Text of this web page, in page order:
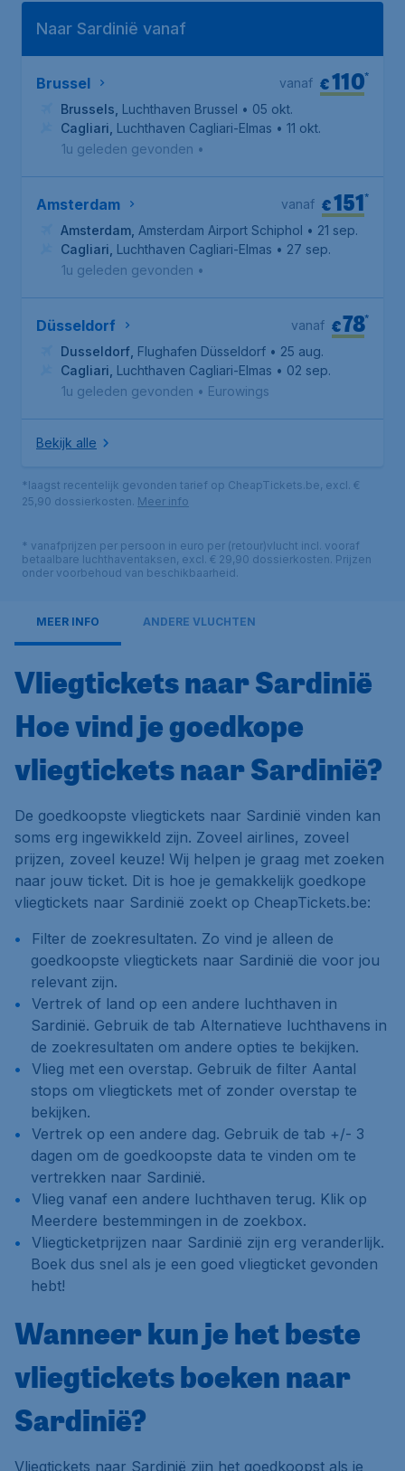
Naar Sardinië vanaf
Brussel €110*
vanaf
Brussels Luchthaven Brussel • 05 okt.
Cagliari Luchthaven Cagliari-Elmas • 11 okt.
1u geleden gevonden •
Amsterdam €151*
vanaf
Amsterdam Amsterdam Airport Schiphol • 21 sep.
Cagliari Luchthaven Cagliari-Elmas • 27 sep.
1u geleden gevonden •
Düsseldorf €78*
vanaf
Dusseldorf Flughafen Düsseldorf • 25 aug.
Cagliari Luchthaven Cagliari-Elmas • 02 sep.
1u geleden gevonden • Eurowings
Bekijk alle
*laagst recentelijk gevonden tarief op CheapTickets.be, excl. €
25,90 dossierkosten. Meer info
* vanafprijzen per persoon in euro per (retour)vlucht incl. vooraf
betaalbare luchthaventaksen, excl. € 29,90 dossierkosten. Prijzen
onder voorbehoud van beschikbaarheid.
MEER INFO ANDERE VLUCHTEN
Vliegtickets naar Sardinië
Hoe vind je goedkope
vliegtickets naar Sardinië?
De goedkoopste vliegtickets naar Sardinië vinden kan
soms erg ingewikkeld zijn. Zoveel airlines, zoveel
prijzen, zoveel keuze! Wij helpen je graag met zoeken
naar jouw ticket. Dit is hoe je gemakkelijk goedkope
vliegtickets naar Sardinië zoekt op CheapTickets.be:
Filter de zoekresultaten. Zo vind je alleen de
goedkoopste vliegtickets naar Sardinië die voor jou
relevant zijn.
Vertrek of land op een andere luchthaven in
Sardinië. Gebruik de tab Alternatieve luchthavens in
de zoekresultaten om andere opties te bekijken.
Vlieg met een overstap. Gebruik de filter Aantal
stops om vliegtickets met of zonder overstap te
bekijken.
Vertrek op een andere dag. Gebruik de tab +/- 3
dagen om de goedkoopste data te vinden om te
vertrekken naar Sardinië.
Vlieg vanaf een andere luchthaven terug. Klik op
Meerdere bestemmingen in de zoekbox.
Vliegticketprijzen naar Sardinië zijn erg veranderlijk.
Boek dus snel als je een goed vliegticket gevonden
hebt!
Wanneer kun je het beste
vliegtickets boeken naar
Sardinië?
Vliegtickets naar Sardinië zijn het goedkoopst als je